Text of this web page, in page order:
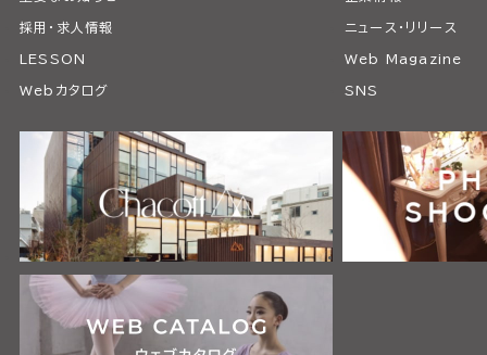
採用・求人情報 ニュース・リリース
LESSON Web Magazine
Webカタログ SNS